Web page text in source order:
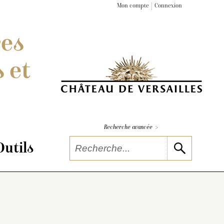
Mon compte Connexion
et
Recherche avancée >